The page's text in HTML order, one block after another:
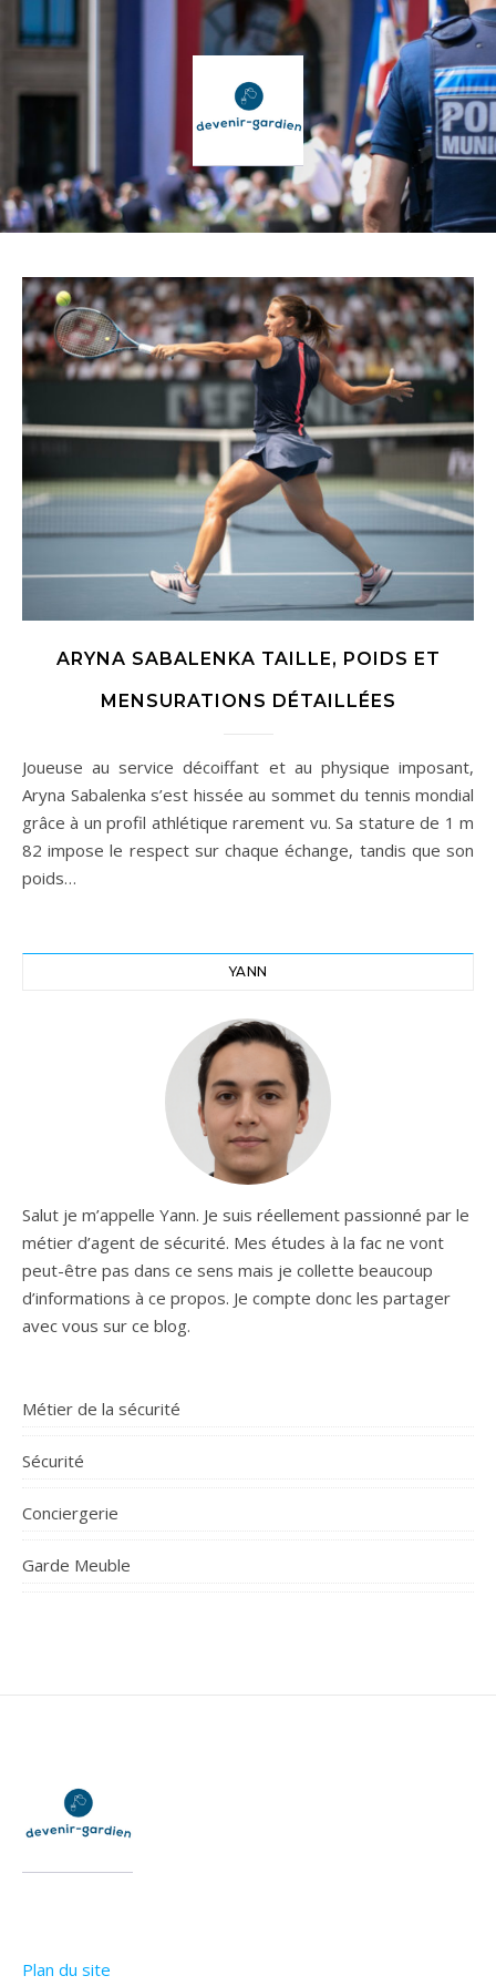
ARYNA SABALENKA TAILLE, POIDS ET
MENSURATIONS DÉTAILLÉES
Joueuse au service décoiffant et au physique imposant,
Aryna Sabalenka s’est hissée au sommet du tennis mondial
grâce à un profil athlétique rarement vu. Sa stature de 1 m
82 impose le respect sur chaque échange, tandis que son
poids…
YANN
Salut je m’appelle Yann. Je suis réellement passionné par le
métier d’agent de sécurité. Mes études à la fac ne vont
peut-être pas dans ce sens mais je collette beaucoup
d’informations à ce propos. Je compte donc les partager
avec vous sur ce blog.
Métier de la sécurité
Sécurité
Conciergerie
Garde Meuble
Plan du site